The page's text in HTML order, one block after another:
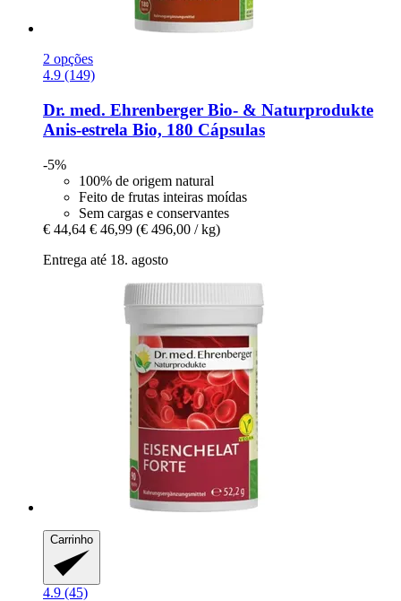
2 opções
4.9 (149)
Dr. med. Ehrenberger Bio- & Naturprodukte
Anis-​estrela Bio, 180 Cápsulas
-5%
100% de origem natural
Feito de frutas inteiras moídas
Sem cargas e conservantes
€ 44,64 € 46,99 (€ 496,00 / kg)
Entrega até 18. agosto
Carrinho
4.9 (45)